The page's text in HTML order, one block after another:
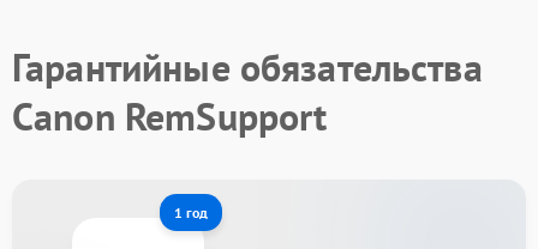
Гарантийные обязательства
Canon RemSupport
1 год